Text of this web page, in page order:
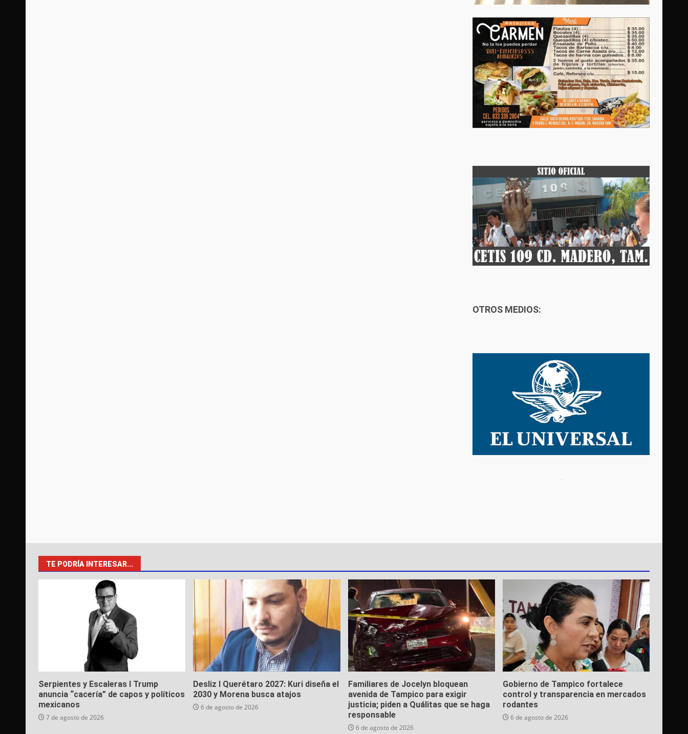
OTROS MEDIOS:
TE PODRÍA INTERESAR...
Serpientes y Escaleras I Trump
anuncia “cacería” de capos y políticos
mexicanos
7 de agosto de 2026
Desliz I Querétaro 2027: Kuri diseña el
2030 y Morena busca atajos
6 de agosto de 2026
Familiares de Jocelyn bloquean
avenida de Tampico para exigir
justicia; piden a Quálitas que se haga
responsable
6 de agosto de 2026
Gobierno de Tampico fortalece
control y transparencia en mercados
rodantes
6 de agosto de 2026